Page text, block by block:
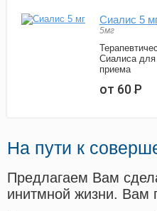
Сиалис 5
5мг
Сиалиса для
приема
от 60Р
На пути к
Предлагаем Вам
инитмной жизни. Вам